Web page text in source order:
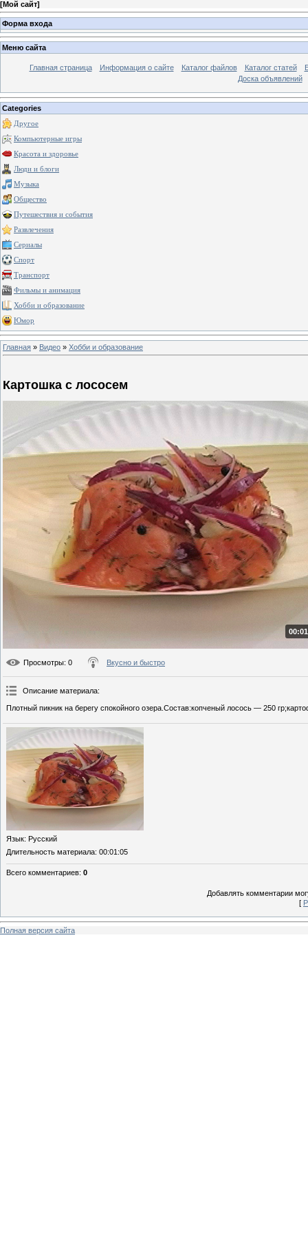
[Мой сайт]
Форма входа
Меню сайта
Главная страница Информация о сайте Каталог файлов Каталог статей
Доска объявлений
Categories
Другое
Компьютерные игры
Красота и здоровье
Люди и блоги
Музыка
Общество
Путешествия и события
Развлечения
Сериалы
Спорт
Транспорт
Фильмы и анимация
Хобби и образование
Юмор
Главная » Видео » Хобби и образование
Картошка с лососем
Просмотры: 0 Вкусно и быстро
Описание материала:
Плотный пикник на берегу спокойного озера.Состав:копченый лосось — 250
Язык: Русский
Длительность материала: 00:01:05
Всего комментариев: 0
Добавлять комментарии
[
Полная версия сайта